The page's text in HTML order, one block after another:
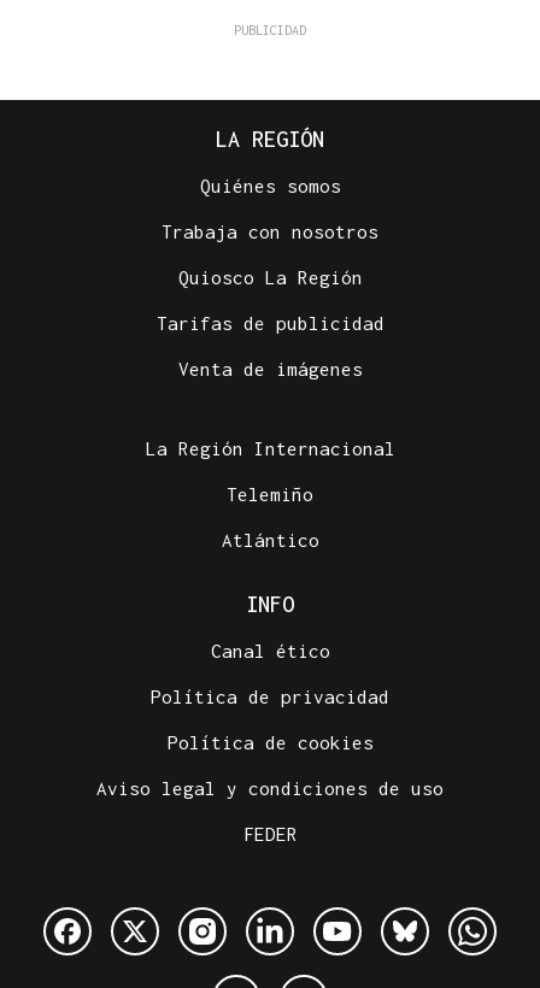
LA REGIÓN
Quiénes somos
Trabaja con nosotros
Quiosco La Región
Tarifas de publicidad
Venta de imágenes
La Región Internacional
Telemiño
Atlántico
INFO
Canal ético
Política de privacidad
Política de cookies
Aviso legal y condiciones de uso
FEDER